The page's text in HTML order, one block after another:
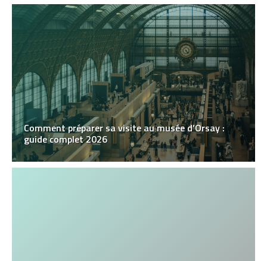
Comment préparer sa visite au musée d’Orsay :
guide complet 2026